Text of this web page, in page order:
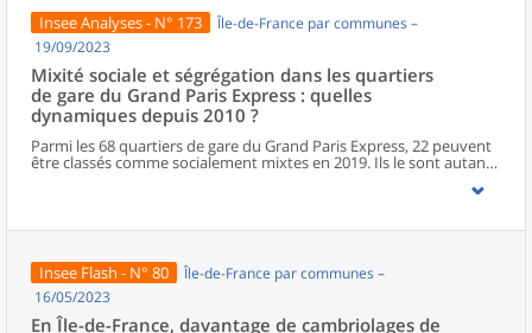
relativement aisés, la consommation d’eau est plus élevée
(120 litres par jour et par habitant), elle est en revanche inférieure
dans ceux où les habitants sont plus modestes (88 litres).
Insee Analyses - N° 173
Île-de-France par communes –
19/09/2023
Mixité sociale et ségrégation dans les quartiers
de gare du Grand Paris Express : quelles
dynamiques depuis 2010 ?
Parmi les 68 quartiers de gare du Grand Paris Express, 22 peuvent
être classés comme socialement mixtes en 2019. Ils le sont autant,
niveaux similaires de revenus, pour la plupart modestes, à
majoritairement des ménages aux revenus élevés. Enfin, 25
quartiers sont dans une situation intermédiaire, ni parmi les plus
ségrégués, ni parmi les plus mixtes. Par ailleurs, 10 quartiers, très
peu peuplés, n’ont pas été analysés. Entre 2010 et 2019, les
évolutions de la mixité dans les quartiers de gare sont diverses. La
Insee Flash - N° 80
Île-de-France par communes –
16/05/2023
En Île-de-France, davantage de cambriolages de